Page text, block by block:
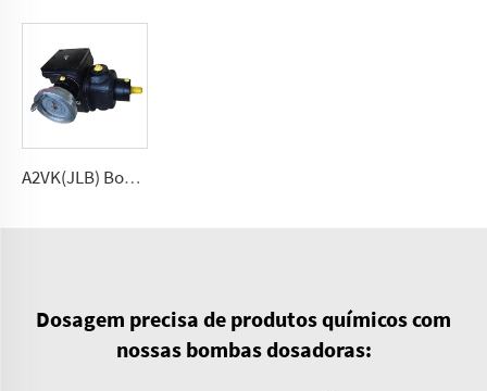
A2VK(JLB) Bomba de medição de alta pressão para PU 5, 12, 28, 55, 107, 225 (cm³/rev)
Dosagem precisa de produtos químicos com
nossas bombas dosadoras: